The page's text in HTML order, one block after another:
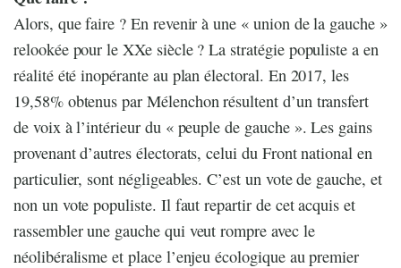
Alors, que faire ? En revenir à une « union de la gauche »
relookée pour le XXe siècle ? La stratégie populiste a en
réalité été inopérante au plan électoral. En 2017, les
19,58% obtenus par Mélenchon résultent d’un transfert
de voix à l’intérieur du « peuple de gauche ». Les gains
provenant d’autres électorats, celui du Front national en
particulier, sont négligeables. C’est un vote de gauche, et
non un vote populiste. Il faut repartir de cet acquis et
rassembler une gauche qui veut rompre avec le
néolibéralisme et place l’enjeu écologique au premier